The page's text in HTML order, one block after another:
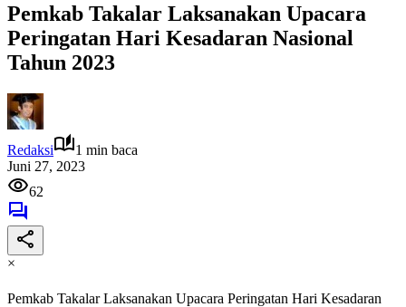
Pemkab Takalar Laksanakan Upacara
Peringatan Hari Kesadaran Nasional
Tahun 2023
Redaksi
1 min baca
Juni 27, 2023
62
×
Pemkab Takalar Laksanakan Upacara Peringatan Hari Kesadaran